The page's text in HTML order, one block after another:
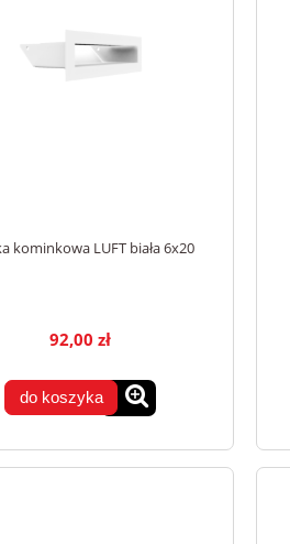
kominkowa LUFT biała 6x20
92,00 zł
do koszyka